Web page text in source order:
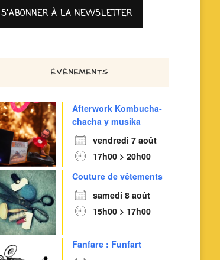
ÉVÈNEMENTS
Afterwork Kombucha-
chacha y musika
vendredi 7 août
17h00 > 20h00
Couture de vêtements
samedi 8 août
15h00 > 17h00
Fanfare : Funfart